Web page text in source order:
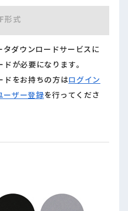
形式
タダウンロードサービスに
が必要になります。
ドをお持ちの方はログイン
ーザー登録を行ってくださ